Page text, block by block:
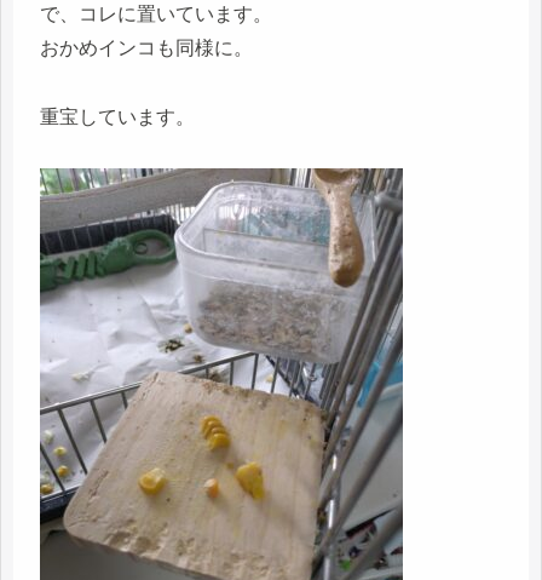
で、コレに置いています。
おかめインコも同様に。
重宝しています。